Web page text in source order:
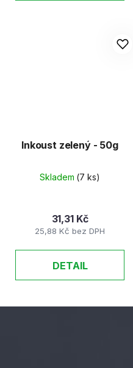
Inkoust zelený - 50g
Skladem (7 ks)
25,88 Kč bez DPH
31,31 Kč
DETAIL